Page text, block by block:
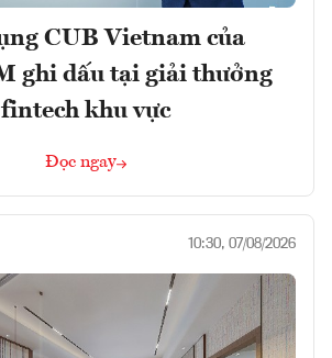
CUB Vietnam của
ghi dấu tại giải thưởng
fintech khu vực
Đọc ngay
10:30, 07/08/2026